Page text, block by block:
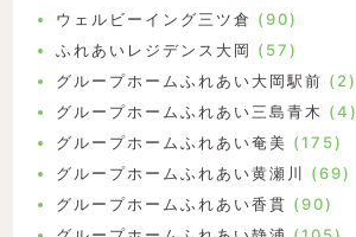
ウェルビーイング三ツ倉 (90)
ふれあいレジデンス大岡 (57)
グループホームふれあい大岡駅前 (2)
グループホームふれあい三島青木 (4)
グループホームふれあい奄美 (175)
グループホームふれあい黄瀬川
(69)
グループホームふれあい香貫 (90)